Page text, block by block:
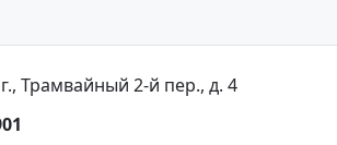
Трамвайный 2-й пер., д. 4